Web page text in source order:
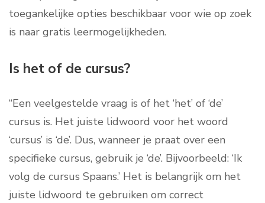
toegankelijke opties beschikbaar voor wie op zoek
is naar gratis leermogelijkheden.
Is het of de cursus?
“Een veelgestelde vraag is of het ‘het’ of ‘de’
cursus is. Het juiste lidwoord voor het woord
‘cursus’ is ‘de’. Dus, wanneer je praat over een
specifieke cursus, gebruik je ‘de’. Bijvoorbeeld: ‘Ik
volg de cursus Spaans.’ Het is belangrijk om het
juiste lidwoord te gebruiken om correct